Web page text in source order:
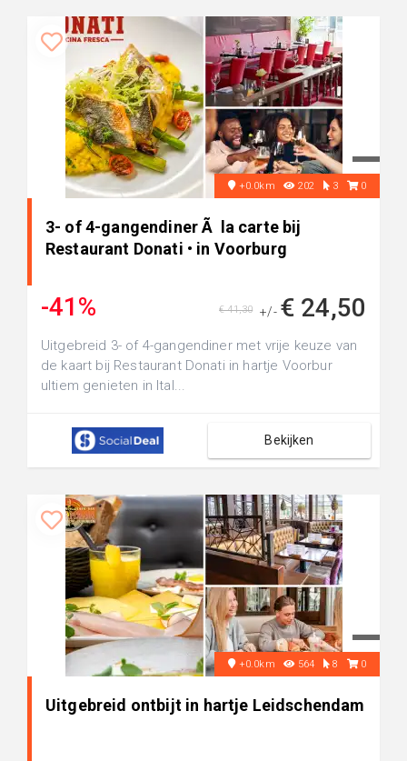
+0.0km 202 3 0
3- of 4-gangendiner Ã la carte bij
Restaurant Donati • in Voorburg
-41% +/- € 24,50
€ 41,30
Uitgebreid 3- of 4-gangendiner met vrije keuze van
de kaart bij Restaurant Donati in hartje Voorbur
ultiem genieten in Ital...
Bekijken
+0.0km 564 8 0
Uitgebreid ontbijt in hartje Leidschendam